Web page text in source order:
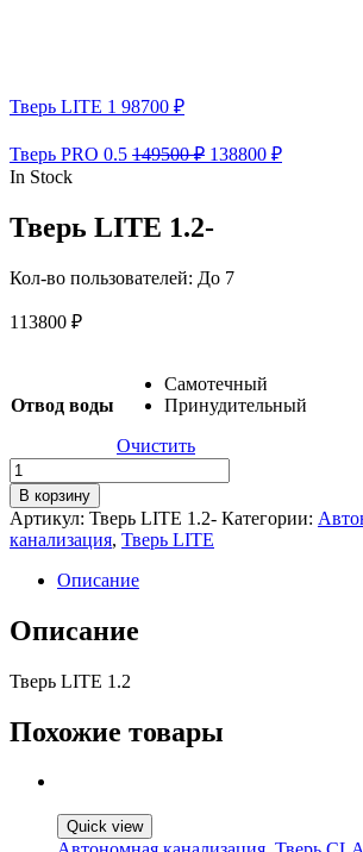
Тверь LITE 1 98700 ₽
Тверь PRO 0.5 149500₽ 138800 ₽
In Stock
Тверь LITE 1.2-
Кол-во пользователей: До 7
113800 ₽
Отвод воды
Самотечный
Принудительный
Очистить
Количество
товара
Тверь
LITE
1.2
В корзину
Артикул: Тверь LITE 1.2- Категории:
канализация, Тверь LITE
Описание
Описание
Тверь LITE 1.2
Похожие товары
Quick view